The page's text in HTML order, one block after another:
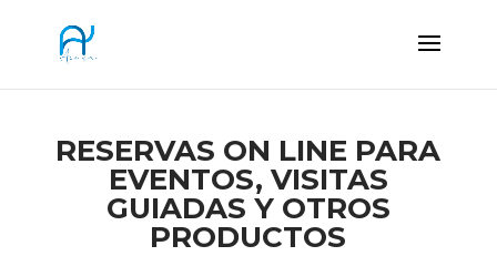
RESERVAS ON LINE PARA
EVENTOS, VISITAS
GUIADAS Y OTROS
PRODUCTOS